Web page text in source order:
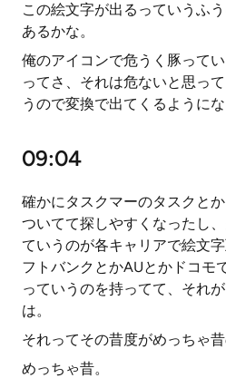
この絵文字が出るっていうふ
あるかな。
俺のアイコンで危うく豚って
ってさ、それは危ないと思っ
うので変換で出てくるようにな
09:04
確かにタスクマーのタスクと
ついてて探しやすくなったし
ていうのが各キャリアで絵文
フトバンクとかAUとかドコモ
っていうのを持ってて、それ
は。
それってその昔度がめっちゃ
めっちゃ昔。